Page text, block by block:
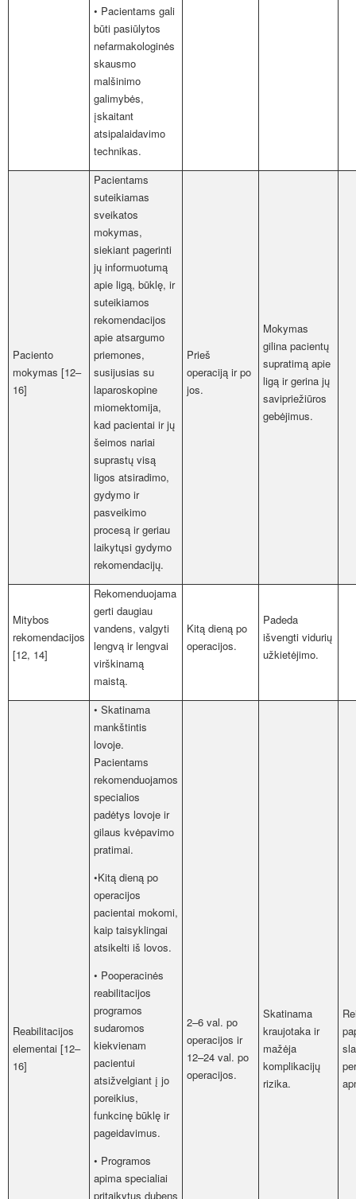
• Pacientams gali
būti pasiūlytos
nefarmakologinės
skausmo
malšinimo
galimybės,
įskaitant
atsipalaidavimo
technikas.
Paciento
mokymas [12–
16]
Pacientams
suteikiamas
sveikatos
mokymas,
siekiant pagerinti
jų informuotumą
apie ligą, būklę, ir
suteikiamos
rekomendacijos
apie atsargumo
priemones,
susijusias su
laparoskopine
miomektomija,
kad pacientai ir jų
šeimos nariai
suprastų visą
ligos atsiradimo,
gydymo ir
pasveikimo
procesą ir geriau
laikytųsi gydymo
rekomendacijų.
Prieš
operaciją ir po
jos.
Mokymas
gilina pacientų
supratimą apie
ligą ir gerina jų
savipriežiūros
gebėjimus.
Mitybos
rekomendacijos
[12, 14]
Rekomenduojama
gerti daugiau
vandens, valgyti
lengvą ir lengvai
virškinamą
maistą.
Kitą dieną po
operacijos.
Padeda
išvengti vidurių
užkietėjimo.
Reabilitacijos
elementai [12–
16]
• Skatinama
mankštintis
lovoje.
Pacientams
rekomenduojamos
specialios
padėtys lovoje ir
gilaus kvėpavimo
pratimai.
•Kitą dieną po
operacijos
pacientai mokomi,
kaip taisyklingai
atsikelti iš lovos.
• Pooperacinės
reabilitacijos
programos
sudaromos
kiekvienam
pacientui
atsižvelgiant į jo
poreikius,
funkcinę būklę ir
pageidavimus.
• Programos
apima specialiai
pritaikytus dubens
2–6 val. po
operacijos ir
12–24 val. po
operacijos.
Skatinama
kraujotaka ir
mažėja
komplikacijų
rizika.